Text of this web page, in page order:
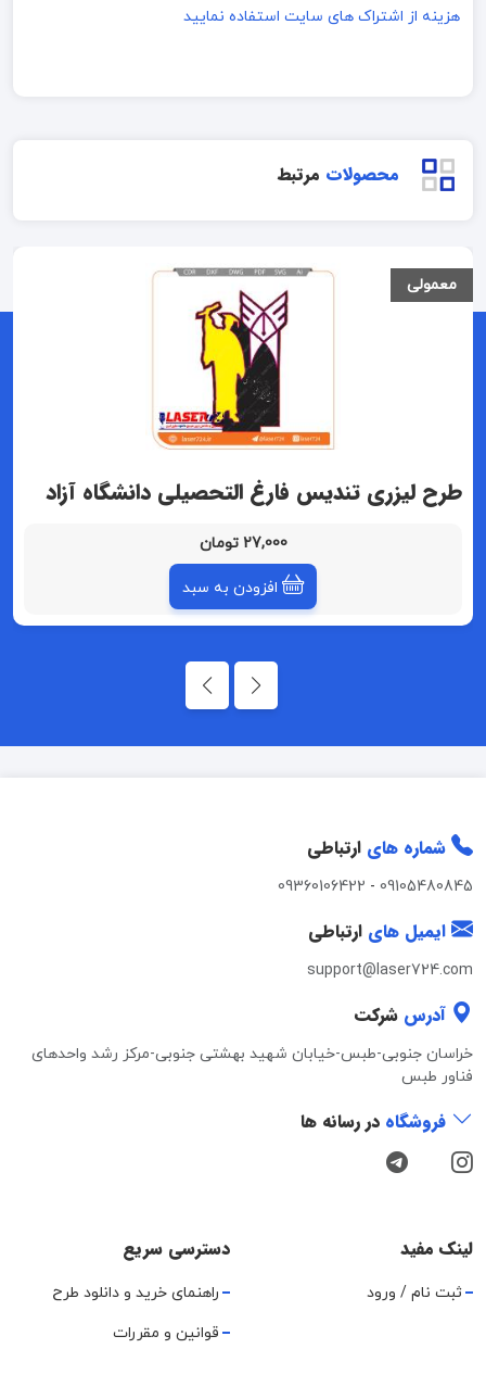
هزینه از اشتراک های سایت استفاده نمایید
محصولات مرتبط
معمولی
طرح لیزری تندیس فارغ التحصیلی دانشگاه آزاد
27,000 تومان
افزودن به سبد
شماره های ارتباطی
09105480845
-
09360106422
ایمیل های ارتباطی
support@laser724.com
آدرس شرکت
خراسان جنوبی-طبس-خیابان شهید بهشتی جنوبی-مرکز رشد واحدهای
فناور طبس
فروشگاه در رسانه ها
لینک مفید
ثبت نام / ورود
دسترسی سریع
راهنمای خرید و دانلود طرح
قوانین و مقررات